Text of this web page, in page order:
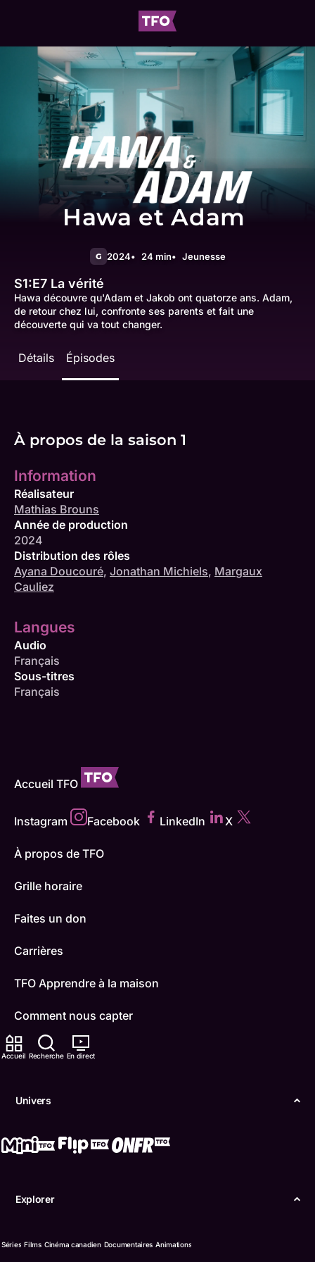
Accueil Recherche En direct
Univers
Explorer
Séries Films Cinéma canadien Documentaires Animations
Hawa et Adam
G 2024 24 min Jeunesse
S1:E7 La vérité
Hawa découvre qu'Adam et Jakob ont quatorze ans. Adam,
de retour chez lui, confronte ses parents et fait une
découverte qui va tout changer.
Détails Épisodes
À propos de la saison 1
Information
Réalisateur
Mathias Brouns
Année de production
2024
Distribution des rôles
Ayana Doucouré, Jonathan Michiels, Margaux
Cauliez
Langues
Audio
Français
Sous-titres
Français
Accueil TFO
Instagram Facebook LinkedIn X
À propos de TFO
Grille horaire
Faites un don
Carrières
TFO Apprendre à la maison
Comment nous capter
Contactez-nous
Boukili
Confidentialité